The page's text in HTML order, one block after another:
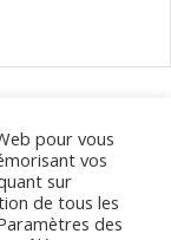
à Clermont-
pour vous
vos
sur
de tous les
des